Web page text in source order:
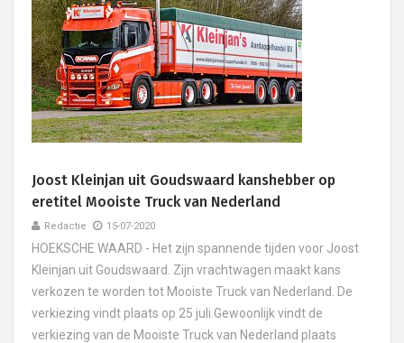
Joost Kleinjan uit Goudswaard kanshebber op
eretitel Mooiste Truck van Nederland
Redactie 15-07-2020
HOEKSCHE WAARD - Het zijn spannende tijden voor Joost
Kleinjan uit Goudswaard. Zijn vrachtwagen maakt kans
verkozen te worden tot Mooiste Truck van Nederland. De
verkiezing vindt plaats op 25 juli.Gewoonlijk vindt de
verkiezing van de Mooiste Truck van Nederland plaats